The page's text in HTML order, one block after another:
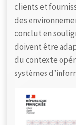
clients et
des
conclut en
doivent être
du contexte
systèmes